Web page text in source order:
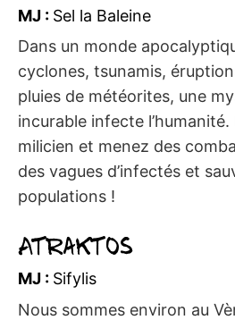
MJ : Sel la Baleine
Dans un monde
cyclones, tsunamis,
pluies de météorites, une
incurable infecte
milicien et menez des
des vagues d’infectés et
populations !
Atraktos
MJ : Sifylis
Nous sommes environ au